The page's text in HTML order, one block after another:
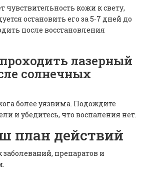
кожи к свету,
остановить его за 5‑7 дней до
после восстановления
лазерный
солнечных
более уязвима. Подождите
и убедитесь, что воспаления нет.
план действий
заболеваний, препаратов и